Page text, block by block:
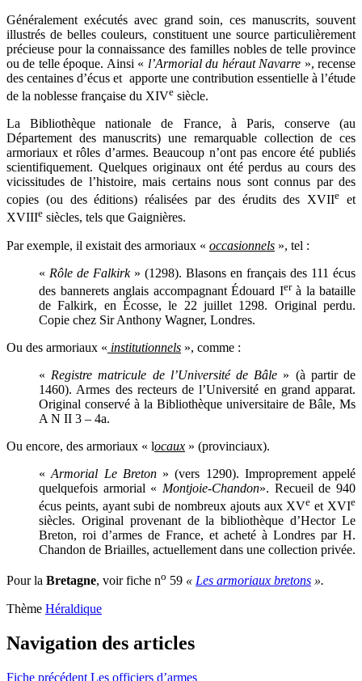
Généralement exécutés avec grand soin, ces manuscrits, souvent
illustrés de belles couleurs, constituent une source particulièrement
précieuse pour la connaissance des familles nobles de telle province
ou de telle époque. Ainsi « l’Armorial du héraut Navarre », recense
des centaines d’écus et apporte une contribution essentielle à l’étude
de la noblesse française du XIVe siècle.
La Bibliothèque nationale de France, à Paris, conserve (au
Département des manuscrits) une remarquable collection de ces
armoriaux et rôles d’armes. Beaucoup n’ont pas encore été publiés
scientifiquement. Quelques originaux ont été perdus au cours des
vicissitudes de l’histoire, mais certains nous sont connus par des
copies (ou des éditions) réalisées par des érudits des XVIIe et
XVIIIe siècles, tels que Gaignières.
Par exemple, il existait des armoriaux « occasionnels », tel :
« Rôle de Falkirk» (1298). Blasons en français des 111 écus
des bannerets anglais accompagnant Édouard Ierà la bataille
de Falkirk, en Écosse, le 22 juillet 1298. Original perdu.
Copie chez Sir Anthony Wagner, Londres.
Ou des armoriaux « institutionnels », comme :
« Registre matricule de l’Université de Bâle » (à partir de
1460). Armes des recteurs de l’Université en grand apparat.
Original conservé à la Bibliothèque universitaire de Bâle, Ms
A N II 3 – 4a.
Ou encore, des armoriaux « locaux » (provinciaux).
« Armorial Le Breton» (vers 1290). Improprement appelé
quelquefois armorial « Montjoie-Chandon». Recueil de 940
écus peints, ayant subi de nombreux ajouts aux XVe et XVIe
siècles. Original provenant de la bibliothèque d’Hector Le
Breton, roi d’armes de France, et acheté à Londres par H.
Chandon de Briailles, actuellement dans une collection privée.
Pour la Bretagne, voir fiche no 59 « Les armoriaux bretons ».
Thème Héraldique
Navigation des articles
Fiche précédent Les officiers d’armes